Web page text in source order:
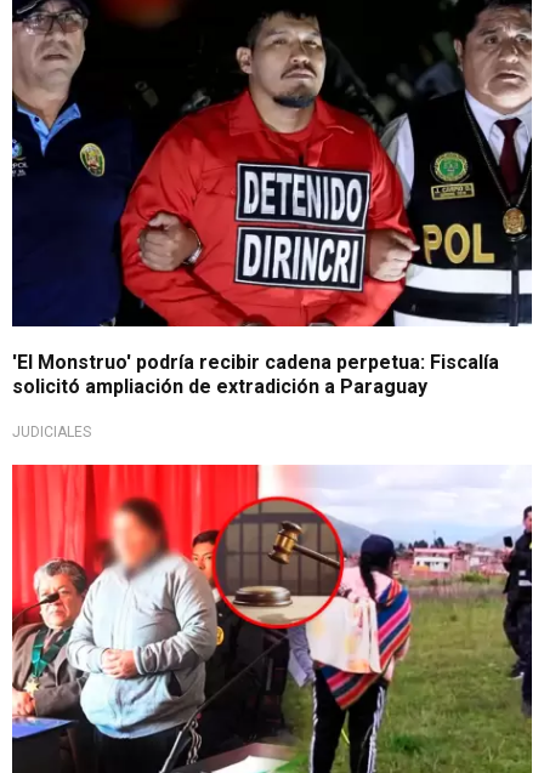
'El Monstruo' podría recibir cadena perpetua: Fiscalía
solicitó ampliación de extradición a Paraguay
JUDICIALES